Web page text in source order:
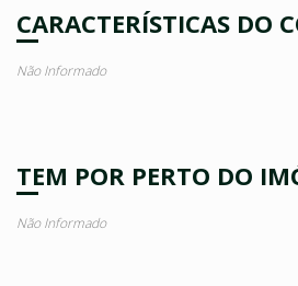
CARACTERÍSTICAS DO
Não Informado
TEM POR PERTO DO
Não Informado